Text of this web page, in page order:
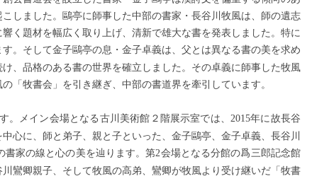
しました。鷗亭に師事した中部の書家・長谷川牧風は、師の遺志
く題材を幅広く取り上げ、清新で雄大な書を発表しました。特に
。そして金子鷗亭の息・金子卓義は、父とは異なる書の美を求め
、品格のある書の世界を確立しました。その卓義に師事した牧風
「牧書会」を引き継ぎ、中部の書道界を牽引しています。
。メイン会場となる古川美術館２階展示室では、 2015年に故長谷
心に、師と弟子、親と子といった、金子鷗亭、金子卓義、長谷川
書家の線と心の美を辿ります。第2会場となる分館の爲三郎記念館
鸞卿親子、そして牧風の高弟、鸞卿が牧風より受け継いだ「牧書